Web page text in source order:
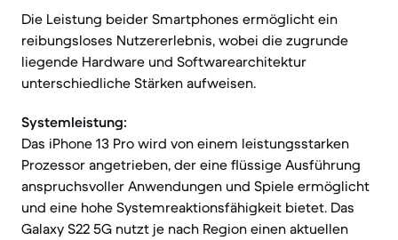
Die Leistung beider Smartphones ermöglicht ein
reibungsloses Nutzererlebnis, wobei die zugrunde
liegende Hardware und Softwarearchitektur
unterschiedliche Stärken aufweisen.
Systemleistung:
Das iPhone 13 Pro wird von einem leistungsstarken
Prozessor angetrieben, der eine flüssige Ausführung
anspruchsvoller Anwendungen und Spiele ermöglicht
und eine hohe Systemreaktionsfähigkeit bietet. Das
Galaxy S22 5G nutzt je nach Region einen aktuellen